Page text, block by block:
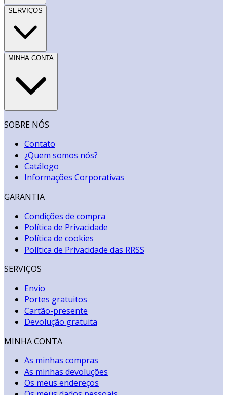
SERVIÇOS
MINHA CONTA
SOBRE NÓS
Contato
¿Quem somos nós?
Catálogo
Informações Corporativas
GARANTIA
Condições de compra
Política de Privacidade
Política de cookies
Política de Privacidade das RRSS
SERVIÇOS
Envio
Portes gratuitos
Cartão-presente
Devolução gratuita
MINHA CONTA
As minhas compras
As minhas devoluções
Os meus endereços